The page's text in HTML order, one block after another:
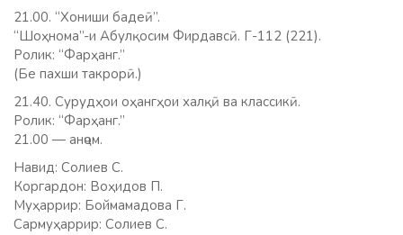
21.00. “Хониши бадеӣ”.
“Шоҳнома”-и Абулқосим Фирдавсӣ. Г-112 (221).
Ролик: “Фарҳанг.”
(Бе пахши такрорӣ.)
21.40. Сурудҳои оҳангҳои халқӣ ва классикӣ.
Ролик: “Фарҳанг.”
21.00 — анҷом.
Навид: Солиев С.
Коргардон: Воҳидов П.
Муҳаррир: Боймамадова Г.
Сармуҳаррир: Солиев С.